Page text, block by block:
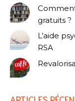
gratuits ?
L’aide
RSA